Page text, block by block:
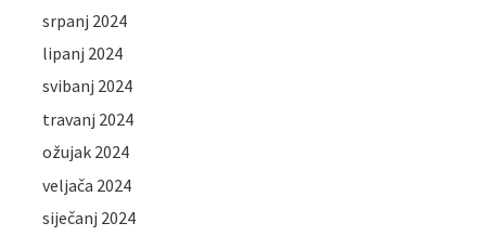
srpanj 2024
lipanj 2024
svibanj 2024
travanj 2024
ožujak 2024
veljača 2024
siječanj 2024